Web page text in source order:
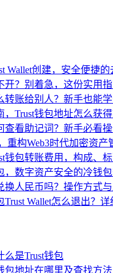
Wallet创建，安全便捷
开？别着急，这份实用
转账给别人？新手也能
，Trust钱包地址怎么获
查看助记词？新手必看
重构Web3时代加密资产
钱包转账费用，构成、
，数字资产安全的冷钱
换人民币吗？操作方式
Trust Wallet怎么退出？
么是Trust钱包
包地址在哪里及查找方法